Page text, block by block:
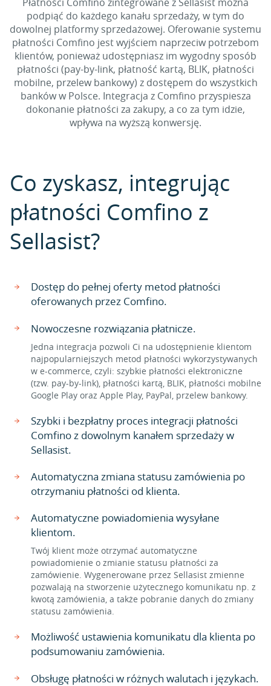
podpiąć do każdego kanału sprzedaży, w tym do
dowolnej platformy sprzedażowej. Oferowanie systemu
płatności Comfino jest wyjściem naprzeciw potrzebom
klientów, ponieważ udostępniasz im wygodny sposób
płatności (pay-by-link, płatność kartą, BLIK, płatności
mobilne, przelew bankowy) z dostępem do wszystkich
banków w Polsce. Integracja z Comfino przyspiesza
dokonanie płatności za zakupy, a co za tym idzie,
wpływa na wyższą konwersję.
Co zyskasz, integrując
płatności Comfino z
Sellasist?
Dostęp do pełnej oferty metod płatności
oferowanych przez Comfino.
Nowoczesne rozwiązania płatnicze.
Jedna integracja pozwoli Ci na udostępnienie klientom
najpopularniejszych metod płatności wykorzystywanych
w e-commerce, czyli: szybkie płatności elektroniczne
(tzw. pay-by-link), płatności kartą, BLIK, płatności mobilne
Google Play oraz Apple Play, PayPal, przelew bankowy.
Szybki i bezpłatny proces integracji płatności
Comfino z dowolnym kanałem sprzedaży w
Sellasist.
Automatyczna zmiana statusu zamówienia po
otrzymaniu płatności od klienta.
Automatyczne powiadomienia wysyłane
klientom.
Twój klient może otrzymać automatyczne
powiadomienie o zmianie statusu płatności za
zamówienie. Wygenerowane przez Sellasist zmienne
pozwalają na stworzenie użytecznego komunikatu np. z
kwotą zamówienia, a także pobranie danych do zmiany
statusu zamówienia.
Możliwość ustawienia komunikatu dla klienta po
podsumowaniu zamówienia.
Obsługę płatności w różnych walutach i językach.